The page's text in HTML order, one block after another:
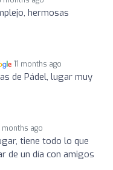
hermosas
11 months ago
de Pádel, lugar muy
months ago
tiene todo lo que
de un día con amigos